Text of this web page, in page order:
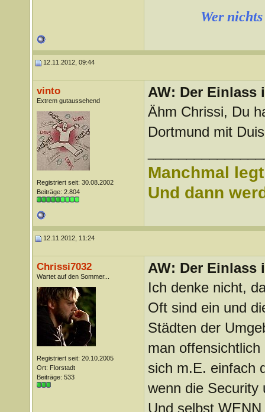
Wer
12.11.2012, 09:44
vinto
Extrem gutaussehend
Registriert seit: 30.08.2002
Beiträge: 2.804
AW: Der Einlass
Ähm Chrissi, Du
Dortmund mit
Manchmal
Und dann
12.11.2012, 11:24
Chrissi7032
Wartet auf den Sommer...
Registriert seit: 20.10.2005
Ort: Florstadt
Beiträge: 533
AW: Der Einlass
Ich denke nicht,
Oft sind ein und
Städten der
man
sich m.E. einfach
wenn die Security
Und selbst